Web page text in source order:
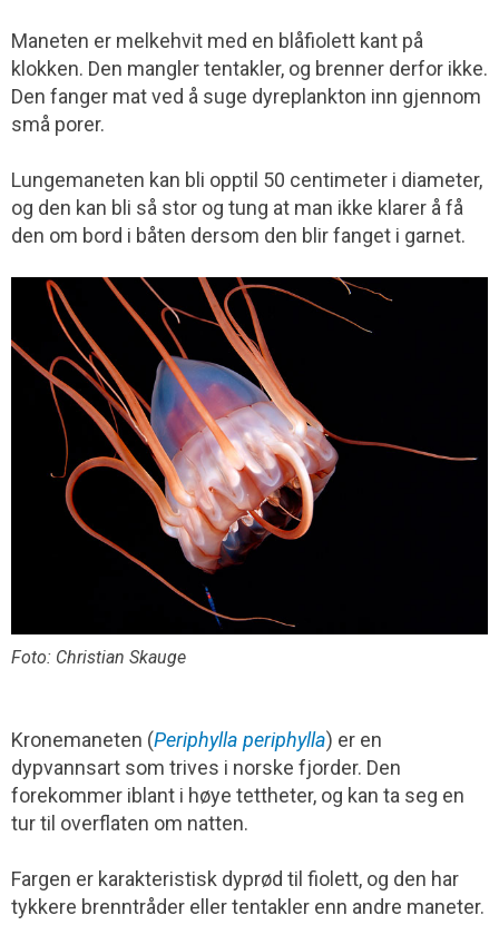
Maneten er melkehvit med en blåfiolett kant på
klokken. Den mangler tentakler, og brenner derfor ikke.
Den fanger mat ved å suge dyreplankton inn gjennom
små porer.
Lungemaneten kan bli opptil 50 centimeter i diameter,
og den kan bli så stor og tung at man ikke klarer å få
den om bord i båten dersom den blir fanget i garnet.
Foto: Christian Skauge
Kronemaneten (Periphylla periphylla) er en
dypvannsart som trives i norske fjorder. Den
forekommer iblant i høye tettheter, og kan ta seg en
tur til overflaten om natten.
Fargen er karakteristisk dyprød til fiolett, og den har
tykkere brenntråder eller tentakler enn andre maneter.